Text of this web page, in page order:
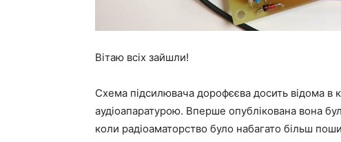
Вітаю всіх зайшли!
Схема підсилювача дорофєєва досить відома в
аудіоапаратурою. Вперше опублікована вона
коли радіоаматорство було набагато більш